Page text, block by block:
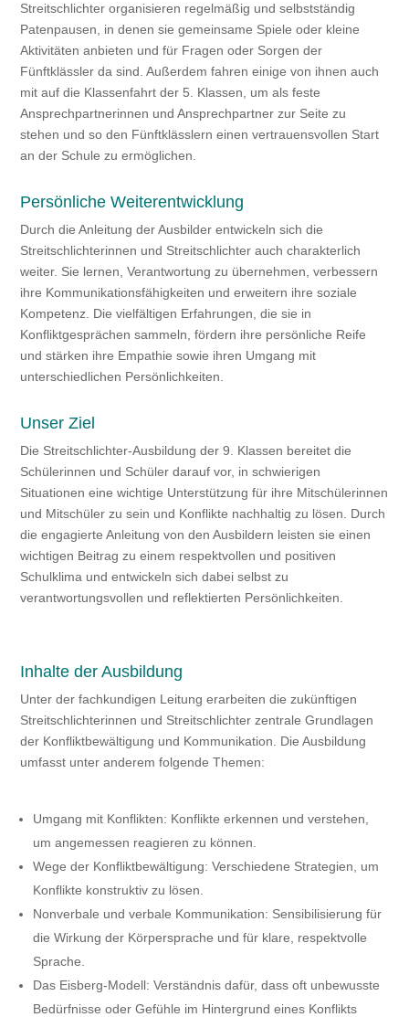
Streitschlichter organisieren regelmäßig und selbstständig
Patenpausen, in denen sie gemeinsame Spiele oder kleine
Aktivitäten anbieten und für Fragen oder Sorgen der
Fünftklässler da sind. Außerdem fahren einige von ihnen auch
mit auf die Klassenfahrt der 5. Klassen, um als feste
Ansprechpartnerinnen und Ansprechpartner zur Seite zu
stehen und so den Fünftklässlern einen vertrauensvollen Start
an der Schule zu ermöglichen.
Persönliche Weiterentwicklung
Durch die Anleitung der Ausbilder entwickeln sich die
Streitschlichterinnen und Streitschlichter auch charakterlich
weiter. Sie lernen, Verantwortung zu übernehmen, verbessern
ihre Kommunikationsfähigkeiten und erweitern ihre soziale
Kompetenz. Die vielfältigen Erfahrungen, die sie in
Konfliktgesprächen sammeln, fördern ihre persönliche Reife
und stärken ihre Empathie sowie ihren Umgang mit
unterschiedlichen Persönlichkeiten.
Unser Ziel
Die Streitschlichter-Ausbildung der 9. Klassen bereitet die
Schülerinnen und Schüler darauf vor, in schwierigen
Situationen eine wichtige Unterstützung für ihre Mitschülerinnen
und Mitschüler zu sein und Konflikte nachhaltig zu lösen. Durch
die engagierte Anleitung von den Ausbildern leisten sie einen
wichtigen Beitrag zu einem respektvollen und positiven
Schulklima und entwickeln sich dabei selbst zu
verantwortungsvollen und reflektierten Persönlichkeiten.
Inhalte der Ausbildung
Unter der fachkundigen Leitung erarbeiten die zukünftigen
Streitschlichterinnen und Streitschlichter zentrale Grundlagen
der Konfliktbewältigung und Kommunikation. Die Ausbildung
umfasst unter anderem folgende Themen:
Umgang mit Konflikten: Konflikte erkennen und verstehen,
um angemessen reagieren zu können.
Wege der Konfliktbewältigung: Verschiedene Strategien, um
Konflikte konstruktiv zu lösen.
Nonverbale und verbale Kommunikation: Sensibilisierung für
die Wirkung der Körpersprache und für klare, respektvolle
Sprache.
Das Eisberg-Modell: Verständnis dafür, dass oft unbewusste
Bedürfnisse oder Gefühle im Hintergrund eines Konflikts